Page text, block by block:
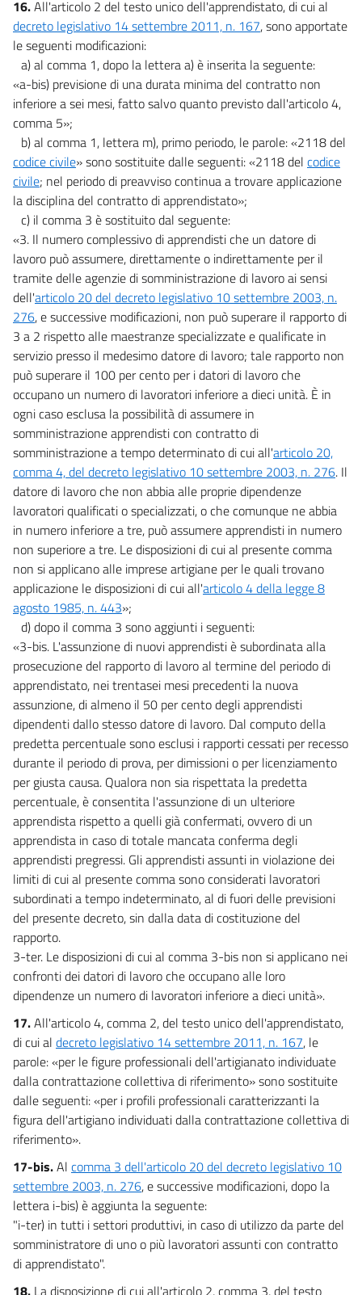
16.All'articolo 2 del testo unico dell'apprendistato, di cui al
decreto legislativo 14 settembre 2011, n. 167, sono apportate
le seguenti modificazioni:
a) al comma 1, dopo la lettera a) è inserita la seguente:
«a-bis) previsione di una durata minima del contratto non
inferiore a sei mesi, fatto salvo quanto previsto dall'articolo 4,
comma 5»;
b) al comma 1, lettera m), primo periodo, le parole: «2118 del
codice civile» sono sostituite dalle seguenti: «2118 del codice
civile; nel periodo di preavviso continua a trovare applicazione
la disciplina del contratto di apprendistato»;
c) il comma 3 è sostituito dal seguente:
«3. Il numero complessivo di apprendisti che un datore di
lavoro può assumere, direttamente o indirettamente per il
tramite delle agenzie di somministrazione di lavoro ai sensi
dell'articolo 20 del decreto legislativo 10 settembre 2003, n.
276, e successive modificazioni, non può superare il rapporto di
3 a 2 rispetto alle maestranze specializzate e qualificate in
servizio presso il medesimo datore di lavoro; tale rapporto non
può superare il 100 per cento per i datori di lavoro che
occupano un numero di lavoratori inferiore a dieci unità. È in
ogni caso esclusa la possibilità di assumere in
somministrazione apprendisti con contratto di
somministrazione a tempo determinato di cui all'articolo 20,
comma 4, del decreto legislativo 10 settembre 2003, n. 276. Il
datore di lavoro che non abbia alle proprie dipendenze
lavoratori qualificati o specializzati, o che comunque ne abbia
in numero inferiore a tre, può assumere apprendisti in numero
non superiore a tre. Le disposizioni di cui al presente comma
non si applicano alle imprese artigiane per le quali trovano
applicazione le disposizioni di cui all'articolo 4 della legge 8
agosto 1985, n. 443»;
d) dopo il comma 3 sono aggiunti i seguenti:
«3-bis. L'assunzione di nuovi apprendisti è subordinata alla
prosecuzione del rapporto di lavoro al termine del periodo di
apprendistato, nei trentasei mesi precedenti la nuova
assunzione, di almeno il 50 per cento degli apprendisti
dipendenti dallo stesso datore di lavoro. Dal computo della
predetta percentuale sono esclusi i rapporti cessati per recesso
durante il periodo di prova, per dimissioni o per licenziamento
per giusta causa. Qualora non sia rispettata la predetta
percentuale, è consentita l'assunzione di un ulteriore
apprendista rispetto a quelli già confermati, ovvero di un
apprendista in caso di totale mancata conferma degli
apprendisti pregressi. Gli apprendisti assunti in violazione dei
limiti di cui al presente comma sono considerati lavoratori
subordinati a tempo indeterminato, al di fuori delle previsioni
del presente decreto, sin dalla data di costituzione del
rapporto.
3-ter. Le disposizioni di cui al comma 3-bis non si applicano nei
confronti dei datori di lavoro che occupano alle loro
dipendenze un numero di lavoratori inferiore a dieci unità».
17.All'articolo 4, comma 2, del testo unico dell'apprendistato,
di cui al decreto legislativo 14 settembre 2011, n. 167, le
parole: «per le figure professionali dell'artigianato individuate
dalla contrattazione collettiva di riferimento» sono sostituite
dalle seguenti: «per i profili professionali caratterizzanti la
figura dell'artigiano individuati dalla contrattazione collettiva di
riferimento».
17-bis.Al comma 3 dell'articolo 20 del decreto legislativo 10
settembre 2003, n. 276, e successive modificazioni, dopo la
lettera i-bis) è aggiunta la seguente:
"i-ter) in tutti i settori produttivi, in caso di utilizzo da parte del
somministratore di uno o più lavoratori assunti con contratto
di apprendistato".
18. La disposizione di cui all'articolo 2, comma 3, del testo